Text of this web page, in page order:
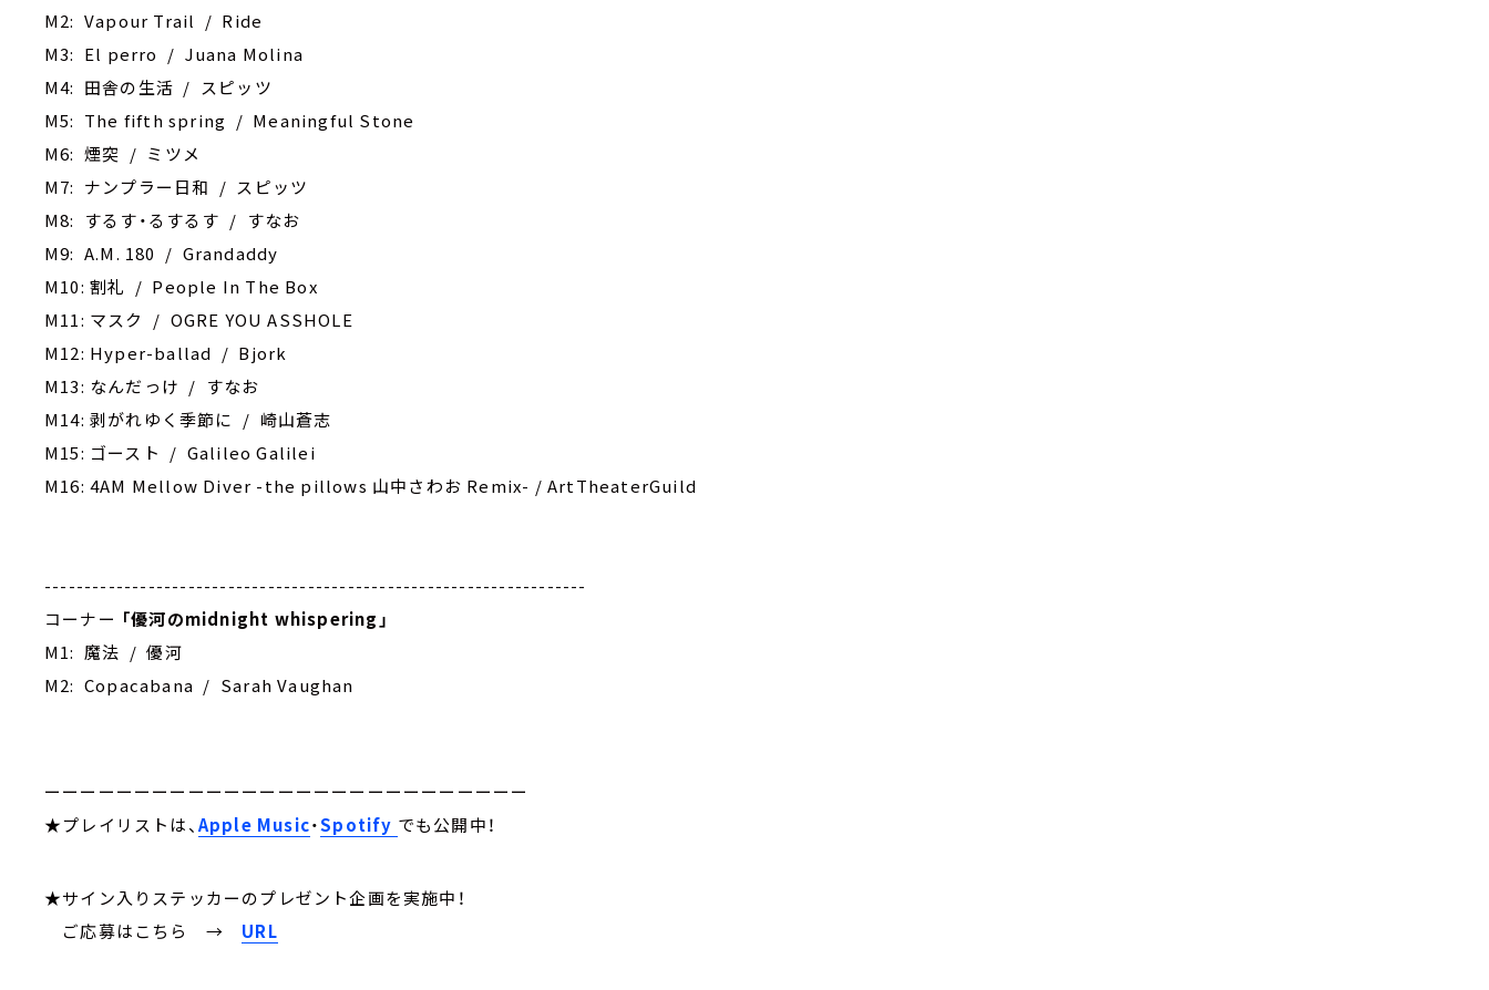
M2: Vapour Trail / Ride
M3: El perro / Juana Molina
M4: 田舎の生活 / スピッツ
M5: The fifth spring / Meaningful Stone
M6: 煙突 / ミツメ
M7: ナンプラー日和 / スピッツ
M8: するす・るするす / すなお
M9: A.M. 180 / Grandaddy
M10: ‎割礼 / People In The Box
M11: ‎マスク / OGRE YOU ASSHOLE
M12: Hyper-ballad / Bjork
M13: ‎なんだっけ / すなお
M14: ‎剥がれゆく季節に / 崎山蒼志
M15: ゴースト / Galileo Galilei
M16: 4AM Mellow Diver -the pillows 山中さわお Remix- / ArtTheaterGuild
--------------------------------------------------------------------
コーナー 「優河のmidnight whispering」
M1: 魔法 / 優河
M2: Copacabana / Sarah Vaughan
ーーーーーーーーーーーーーーーーーーーーーーーーーーー
★プレイリストは、 Apple Music・Spotify でも公開中！
★サイン入りステッカーのプレゼント企画を実施中！
ご応募はこちら → URL